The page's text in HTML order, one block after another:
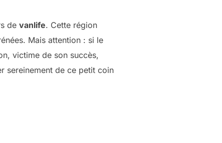
de vanlife. Cette région
Mais attention : si le
victime de son succès,
sereinement de ce petit coin